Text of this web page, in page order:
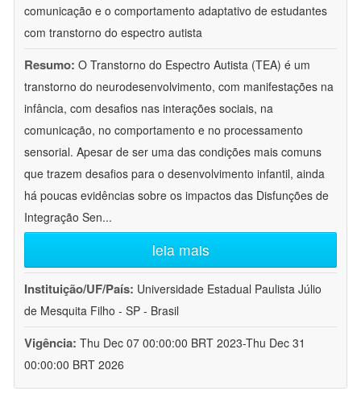
comunicação e o comportamento adaptativo de estudantes
com transtorno do espectro autista
Resumo: O Transtorno do Espectro Autista (TEA) é um
transtorno do neurodesenvolvimento, com manifestações na
infância, com desafios nas interações sociais, na
comunicação, no comportamento e no processamento
sensorial. Apesar de ser uma das condições mais comuns
que trazem desafios para o desenvolvimento infantil, ainda
há poucas evidências sobre os impactos das Disfunções de
Integração Sen...
leia mais
Instituição/UF/País: Universidade Estadual Paulista Júlio
de Mesquita Filho - SP - Brasil
Vigência: Thu Dec 07 00:00:00 BRT 2023-Thu Dec 31
00:00:00 BRT 2026